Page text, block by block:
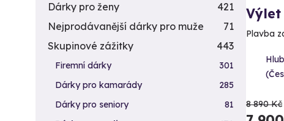
Výlet
Plavba
8 890 Kč
Dárky pro ženy
421
Nejprodávanější dárky pro muže
71
Skupinové zážitky
443
Firemní dárky
301
Dárky pro kamarády
285
Dárky pro seniory
81